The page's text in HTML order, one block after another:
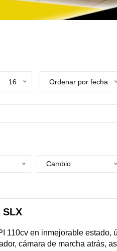
16 Ordenar por fecha
Cambio
SLX
110cv en inmejorable estado,
cámara de marcha atrás,